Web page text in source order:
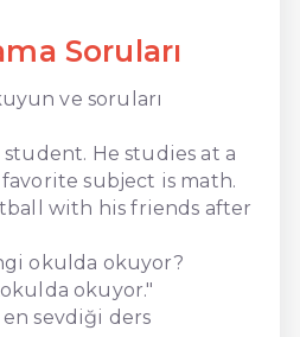
Soruları
ve soruları
student. He studies at a
subject is math.
with his friends after
okulda okuyor?
okuyor."
sevdiği ders